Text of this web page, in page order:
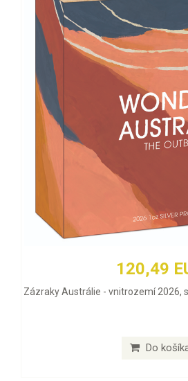
120,49
Zázraky Austrálie - vnitrozemí 2026,
Do